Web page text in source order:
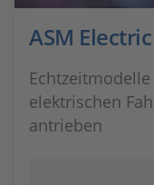
ASM
elektrischen
antrieben